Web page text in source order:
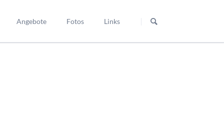
überspringen
Angebote Fotos Links